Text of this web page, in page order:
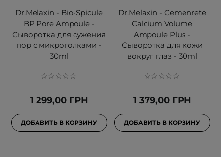
Dr.Melaxin - Bio-Spicule
BP Pore Ampoule -
Сыворотка для сужения
пор с микроголками -
30ml
1 299,00 ГРН
ДОБАВИТЬ В КОРЗИНУ
Dr.Melaxin - Cemenrete
Calcium Volume
Ampoule Plus -
Сыворотка для кожи
вокруг глаз - 30ml
1 379,00 ГРН
ДОБАВИТЬ В КОРЗИНУ